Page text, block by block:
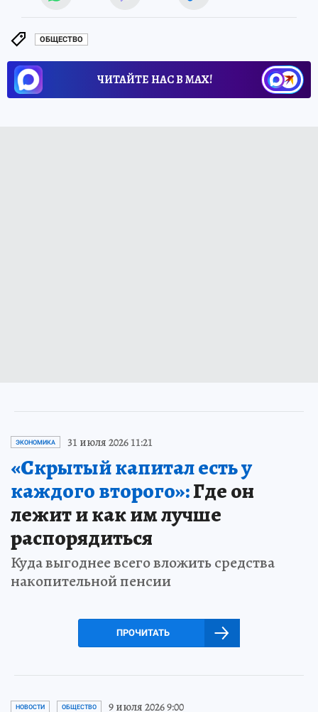
ОБЩЕСТВО
ЧИТАЙТЕ НАС В МАХ!
ЭКОНОМИКА 31 июля 2026 11:21
«Скрытый капитал есть у
каждого второго»:Где он
лежит и как им лучше
распорядиться
Куда выгоднее всего вложить средства
накопительной пенсии
ПРОЧИТАТЬ
НОВОСТИ ОБЩЕСТВО 9 июля 2026 9:00